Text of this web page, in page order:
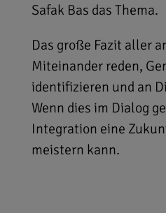
Safak Bas das Thema.
Das große Fazit aller
Miteinander reden,
identifizieren und an
Wenn dies im Dialog
Integration eine
meistern kann.